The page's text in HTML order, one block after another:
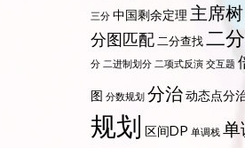
三分 中国剩余定理 主席树
分图匹配 二分查找 二
分 二进制划分 二项式反演 交互题
图 分数规划 分治 动态点分
规划 区间DP 单调栈 单